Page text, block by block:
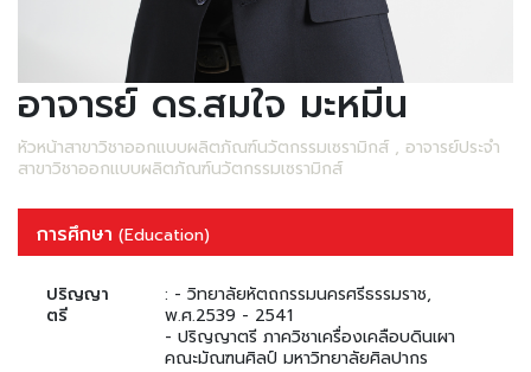
อาจารย์ ดร.สมใจ มะหมีน
หัวหน้าสาขาวิชาออกแบบผลิตภัณฑ์นวัตกรรมเซรามิกส์ , อาจารย์ประจำ
สาขาวิชาออกแบบผลิตภัณฑ์นวัตกรรมเซรามิกส์
การศึกษา (Education)
ปริญญา
ตรี
: - วิทยาลัยหัตถกรรมนครศรีธรรมราช,
พ.ศ.2539 - 2541
- ปริญญาตรี ภาควิชาเครื่องเคลือบดินเผา
คณะมัณฑนศิลป์ มหาวิทยาลัยศิลปากร